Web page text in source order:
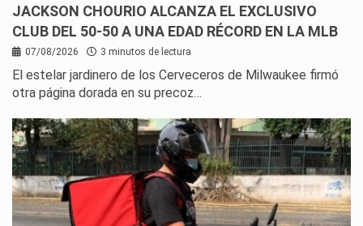
JACKSON CHOURIO ALCANZA EL EXCLUSIVO
CLUB DEL 50-50 A UNA EDAD RÉCORD EN LA MLB
07/08/2026 3 minutos de lectura
El estelar jardinero de los Cerveceros de Milwaukee firmó
otra página dorada en su precoz…